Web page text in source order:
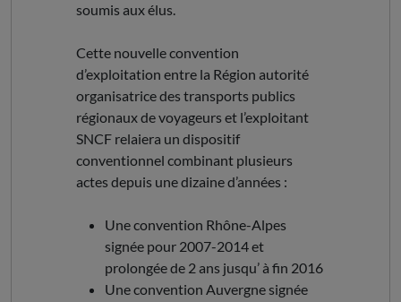
soumis aux élus.
Cette nouvelle convention
d’exploitation entre la Région autorité
organisatrice des transports publics
régionaux de voyageurs et l’exploitant
SNCF relaiera un dispositif
conventionnel combinant plusieurs
actes depuis une dizaine d’années :
Une convention Rhône-Alpes
signée pour 2007-2014 et
prolongée de 2 ans jusqu’ à fin 2016
Une convention Auvergne signée